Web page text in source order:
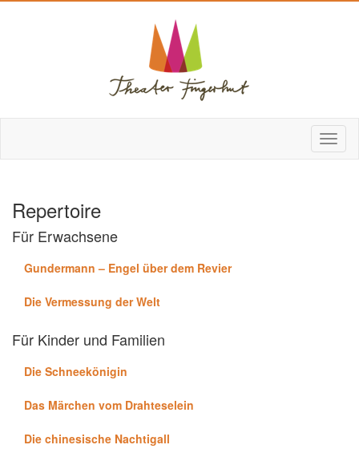
Repertoire
Für Erwachsene
Gundermann – Engel über dem Revier
Die Vermessung der Welt
Für Kinder und Familien
Die Schneekönigin
Das Märchen vom Drahteselein
Die chinesische Nachtigall